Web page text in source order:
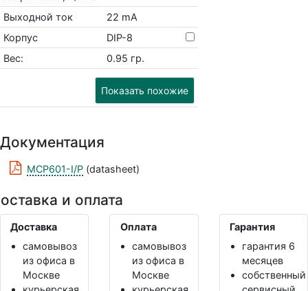
Выходной ток
22 mA
Корпус
DIP-8
Вес:
0.95 гр.
Показать похожие
Документация
MCP601-I/P (datasheet)
и оплата
Доставка
самовывоз
из офиса в
Москве
Оплата
самовывоз
из офиса в
Москве
Гарантия
гарантия 6
месяцев
собственный